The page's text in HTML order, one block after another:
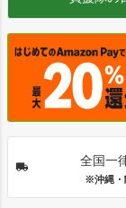
全国一
※沖縄・